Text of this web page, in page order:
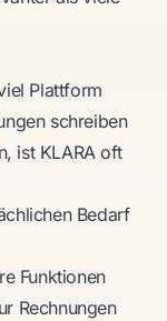
Plattform
schreiben
ist KLARA oft
Bedarf
Funktionen
Rechnungen